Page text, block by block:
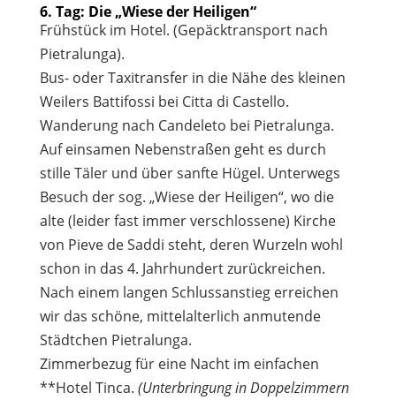
6. Tag: Die „Wiese der Heiligen“
Frühstück im Hotel. (Gepäcktransport nach
Pietralunga).
Bus- oder Taxitransfer in die Nähe des kleinen
Weilers Battifossi bei Citta di Castello.
Wanderung nach Candeleto bei Pietralunga.
Auf einsamen Nebenstraßen geht es durch
stille Täler und über sanfte Hügel. Unterwegs
Besuch der sog. „Wiese der Heiligen“, wo die
alte (leider fast immer verschlossene) Kirche
von Pieve de Saddi steht, deren Wurzeln wohl
schon in das 4. Jahrhundert zurückreichen.
Nach einem langen Schlussanstieg erreichen
wir das schöne, mittelalterlich anmutende
Städtchen Pietralunga.
Zimmerbezug für eine Nacht im einfachen
**Hotel Tinca. (Unterbringung in Doppelzimmern